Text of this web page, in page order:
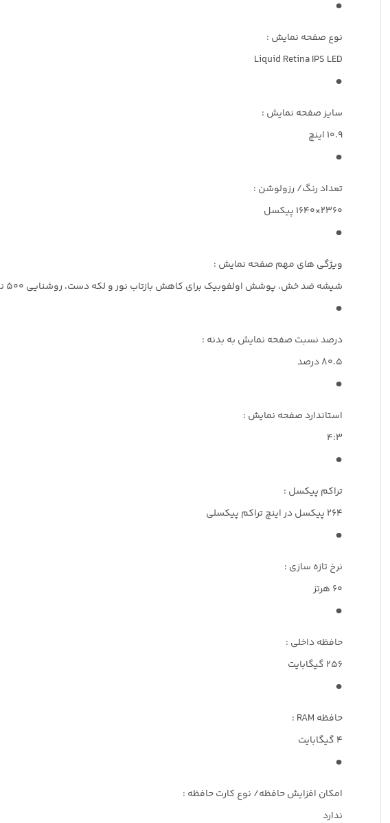
نوع صفحه نمایش :
Liquid Retina IPS LED
سایز صفحه نمایش :
10.9 اینچ
تعداد رنگ/ رزولوشن :
2360×1640 پیکسل
ویژگی‌ های مهم صفحه نمایش :
شیشه ضد خش، پوشش اولفوبیک برای کاهش بازتاب نور و لکه دست، روشنایی 500 نیت، قابلیت True-tone
درصد نسبت صفحه نمایش به بدنه :
80.5 درصد
استاندارد صفحه نمایش :
4:3
تراکم پیکسل :
264 پیکسل در اینچ تراکم پیکسلی
نرخ تازه‌ سازی :
60 هرتز
حافظه داخلی :
256 گیگابایت
حافظه RAM :
4 گیگابایت
امکان افزایش حافظه/ نوع کارت حافظه :
ندارد